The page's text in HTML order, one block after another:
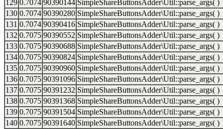
129 0.7074 90390144 SimpleShareButtonsAdder\Util::parse_args( )
130 0.7074 90390280 SimpleShareButtonsAdder\Util::parse_args( )
131 0.7074 90390416 SimpleShareButtonsAdder\Util::parse_args( )
132 0.7075 90390552 SimpleShareButtonsAdder\Util::parse_args( )
133 0.7075 90390688 SimpleShareButtonsAdder\Util::parse_args( )
134 0.7075 90390824 SimpleShareButtonsAdder\Util::parse_args( )
135 0.7075 90390960 SimpleShareButtonsAdder\Util::parse_args( )
136 0.7075 90391096 SimpleShareButtonsAdder\Util::parse_args( )
137 0.7075 90391232 SimpleShareButtonsAdder\Util::parse_args( )
138 0.7075 90391368 SimpleShareButtonsAdder\Util::parse_args( )
139 0.7075 90391504 SimpleShareButtonsAdder\Util::parse_args( )
140 0.7075 90391640 SimpleShareButtonsAdder\Util::parse_args( )